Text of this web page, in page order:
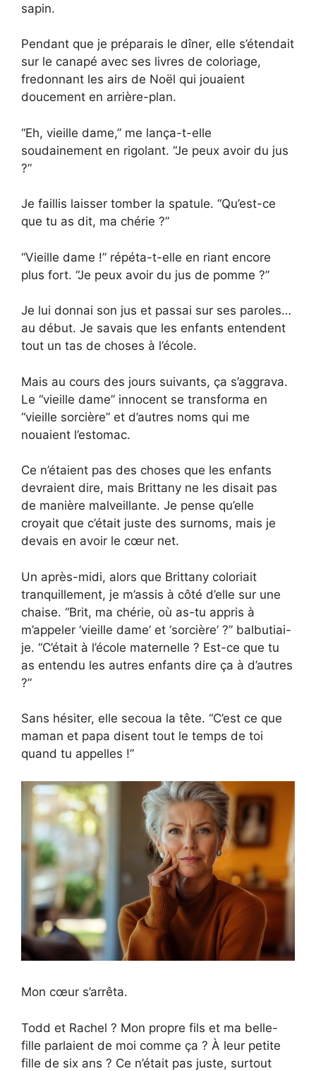
sapin.
Pendant que je préparais le dîner, elle s’étendait
sur le canapé avec ses livres de coloriage,
fredonnant les airs de Noël qui jouaient
doucement en arrière-plan.
“Eh, vieille dame,” me lança-t-elle
soudainement en rigolant. “Je peux avoir du jus
?”
Je faillis laisser tomber la spatule. “Qu’est-ce
que tu as dit, ma chérie ?”
“Vieille dame !” répéta-t-elle en riant encore
plus fort. “Je peux avoir du jus de pomme ?”
Je lui donnai son jus et passai sur ses paroles…
au début. Je savais que les enfants entendent
tout un tas de choses à l’école.
Mais au cours des jours suivants, ça s’aggrava.
Le “vieille dame” innocent se transforma en
“vieille sorcière” et d’autres noms qui me
nouaient l’estomac.
Ce n’étaient pas des choses que les enfants
devraient dire, mais Brittany ne les disait pas
de manière malveillante. Je pense qu’elle
croyait que c’était juste des surnoms, mais je
devais en avoir le cœur net.
Un après-midi, alors que Brittany coloriait
tranquillement, je m’assis à côté d’elle sur une
chaise. “Brit, ma chérie, où as-tu appris à
m’appeler ‘vieille dame’ et ‘sorcière’ ?” balbutiai-
je. “C’était à l’école maternelle ? Est-ce que tu
as entendu les autres enfants dire ça à d’autres
?”
Sans hésiter, elle secoua la tête. “C’est ce que
maman et papa disent tout le temps de toi
quand tu appelles !”
Mon cœur s’arrêta.
Todd et Rachel ? Mon propre fils et ma belle-
fille parlaient de moi comme ça ? À leur petite
fille de six ans ? Ce n’était pas juste, surtout